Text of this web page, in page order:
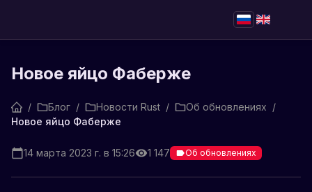
Новое яйцо Фаберже
/ Блог / Новости Rust / Об обновлениях /
Новое яйцо Фаберже
14 марта 2023 г. в 15:26 1 147 Об обновлениях